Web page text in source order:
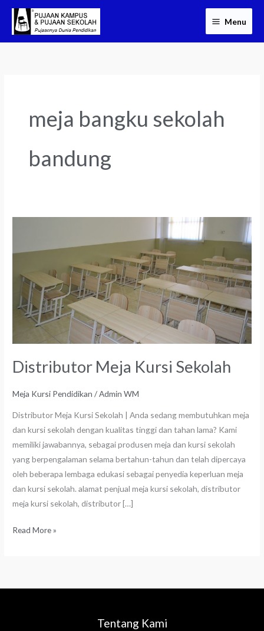
Skip
content
Menu
meja bangku sekolah
bandung
Distributor Meja Kursi Sekolah
Meja Kursi Pendidikan /Admin WM
Distributor Meja Kursi Sekolah | Anda sedang membutuhkan meja
dan kursi sekolah dengan kualitas tinggi dan tahan lama? Kami
memiliki jawabannya, sebagai produsen meja dan kursi sekolah
yang berpengalaman selama bertahun-tahun dan telah dipercaya
oleh beberapa lembaga edukasi sebagai penyedia keperluan meja
dan kursi sekolah. alamat penjual meja kursi sekolah, distributor
meja kursi sekolah, distributor […]
Kursi
Read More »
Tentang Kami